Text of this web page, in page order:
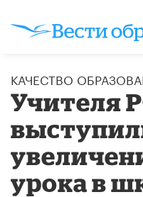
КАЧЕСТВО
Учителя
урока в